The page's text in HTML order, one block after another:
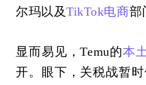
尔玛以及TikTok电商部
显而易见 ，Temu的本
开。眼下，关税战暂